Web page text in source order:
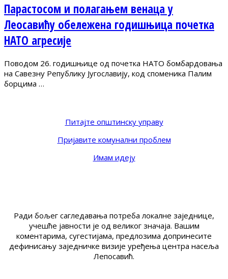
Парастосом и полагањем венаца у
Леосавићу обележена годишњица почетка
НАТО агресије
Поводом 26. годишњице од почетка НАТО бомбардовања
на Савезну Републику Југославију, код споменика Палим
борцима …
Питајте општинску управу
Пријавите комунални проблем
Имам идеју
Ради бољег сагледавања потреба локалне заједнице,
учешће јавности је од великог значаја. Вашим
коментарима, сугестијама, предлозима допринесите
дефинисању заједничке визије уређења центра насеља
Лепосавић.